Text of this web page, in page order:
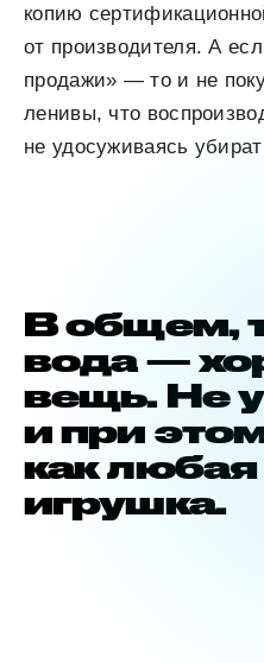
копию
от производителя. А
продажи» — то и не
ленивы, что
не удосуживаясь
В общем,
вода —
вещь. Не
и при
как
игрушка.